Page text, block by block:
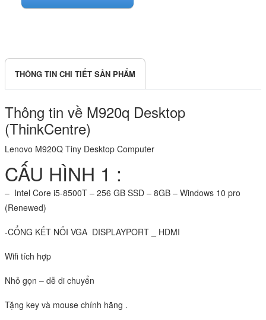
THÔNG TIN CHI TIẾT SẢN PHẨM
Thông tin về M920q Desktop
(ThinkCentre)
Lenovo M920Q Tiny Desktop Computer
CẤU HÌNH 1 :
– Intel Core i5-8500T – 256 GB SSD – 8GB – Windows 10 pro
(Renewed)
-CỔNG KẾT NỐI VGA DISPLAYPORT _ HDMI
Wifi tích hợp
Nhỏ gọn – dễ di chuyển
Tặng key và mouse chính hãng .